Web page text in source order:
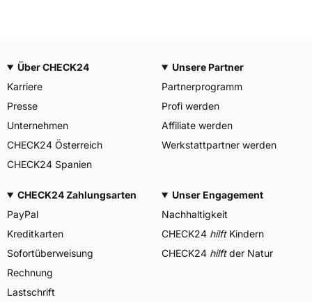
Über CHECK24
Karriere
Presse
Unternehmen
CHECK24 Österreich
CHECK24 Spanien
Unsere Partner
Partnerprogramm
Profi werden
Affiliate werden
Werkstattpartner werden
CHECK24 Zahlungsarten
PayPal
Kreditkarten
Sofortüberweisung
Rechnung
Lastschrift
Unser Engagement
Nachhaltigkeit
CHECK24 hilftKindern
CHECK24 hilftder Natur